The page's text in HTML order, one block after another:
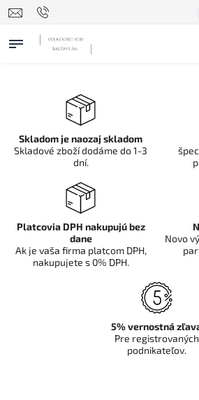
Skladom je naozaj skladom
Skladové zboží dodáme do 1-3
dní.
Platcovia DPH nakupujú bez
dane
Ak je vaša firma platcom DPH,
nakupujete s 0% DPH.
Novo
5% vernostná
Pre registrovaných
podnikateľov.